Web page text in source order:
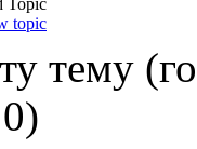
тему